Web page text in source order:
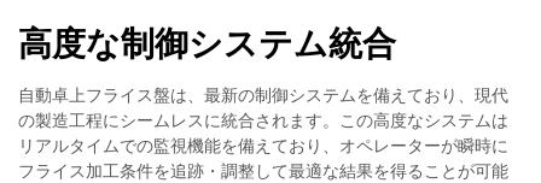
高度な制御システム統合
自動卓上フライス盤は、最新の制御システムを備えており、現代
の製造工程にシームレスに統合されます。この高度なシステムは
リアルタイムでの監視機能を備えており、オペレーターが瞬時に
フライス加工条件を追跡・調整して最適な結果を得ることが可能